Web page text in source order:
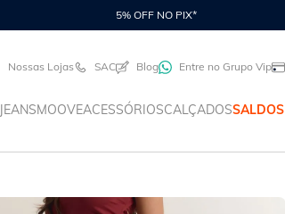
5% OFF NO PIX*
Nossas Lojas SAC Blog Entre no Grupo Vip
JEANSMOOVEACESSÓRIOSCALÇADOSSALDOS